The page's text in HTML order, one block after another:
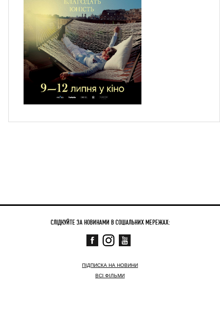
СЛІДКУЙТЕ ЗА НОВИНАМИ В СОЦІАЛЬНИХ МЕРЕЖАХ:
ПІДПИСКА НА НОВИНИ
ВСІ ФІЛЬМИ